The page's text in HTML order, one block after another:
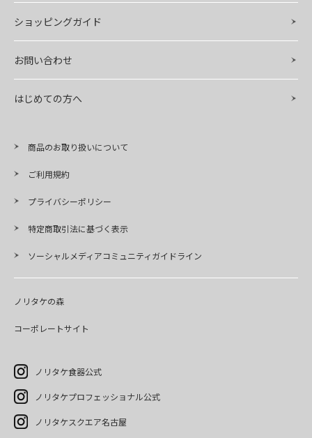
ショッピングガイド
お問い合わせ
はじめての方へ
商品のお取り扱いについて
ご利用規約
プライバシーポリシー
特定商取引法に基づく表示
ソーシャルメディアコミュニティガイドライン
ノリタケの森
コーポレートサイト
ノリタケ食器公式
ノリタケプロフェッショナル公式
ノリタケスクエア名古屋